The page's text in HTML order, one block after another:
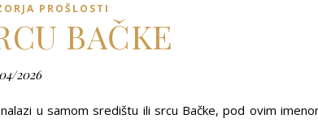
PROŠLOSTI
BAČKE
2026
u samom središtu ili srcu Bačke, pod ovim